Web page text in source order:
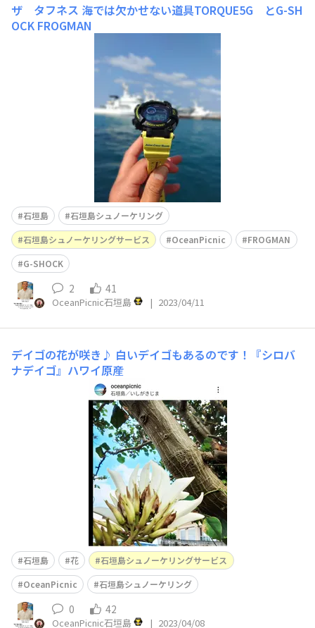
ザ タフネス 海では欠かせない道具TORQUE5G とG-SH
OCK FROGMAN
石垣島
石垣島シュノーケリング
石垣島シュノーケリングサービス
OceanPicnic
FROGMAN
G-SHOCK
2 41
OceanPicnic石垣島 | 2023/04/11
デイゴの花が咲き♪ 白いデイゴもあるのです！『シロバ
ナデイゴ』ハワイ原産
石垣島 花
石垣島シュノーケリングサービス
OceanPicnic
石垣島シュノーケリング
0 42
OceanPicnic石垣島 | 2023/04/08